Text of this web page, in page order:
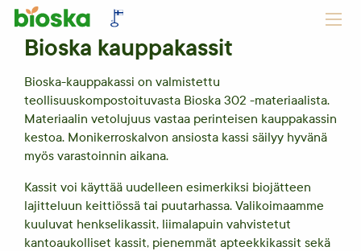
Bioska kauppakassit
Bioska-kauppakassi on valmistettu
teollisuuskompostoituvasta Bioska 302 -materiaalista.
Materiaalin vetolujuus vastaa perinteisen kauppakassin
kestoa. Monikerroskalvon ansiosta kassi säilyy hyvänä
myös varastoinnin aikana.
Kassit voi käyttää uudelleen esimerkiksi biojätteen
lajitteluun keittiössä tai puutarhassa. Valikoimaamme
kuuluvat henkselikassit, liimalapuin vahvistetut
kantoaukolliset kassit, pienemmät apteekkikassit sekä